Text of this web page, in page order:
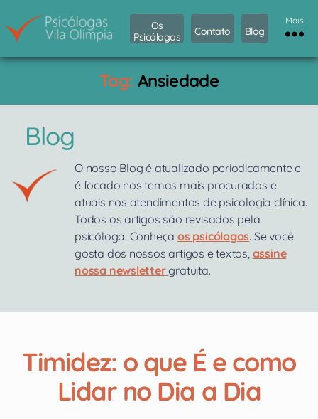
Vila
Os
Psicólogos
Contato Blog
Mais
Tag: Ansiedade
Blog
O nosso Blog é atualizado periodicamente e
é focado nos temas mais procurados e
atuais nos atendimentos de psicologia clínica.
Todos os artigos são revisados pela
psicóloga. Conheçaos psicólogos. Se você
gosta dos nossos artigos e textos, assine
nossa newslettergratuita.
Timidez: o que É e como
Lidar no Dia a Dia